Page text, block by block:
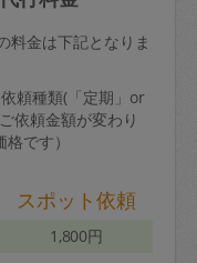
料金は下記となりま
頼種類(「定期」or
依頼金額が変わり
です）
スポット依頼
1,800円